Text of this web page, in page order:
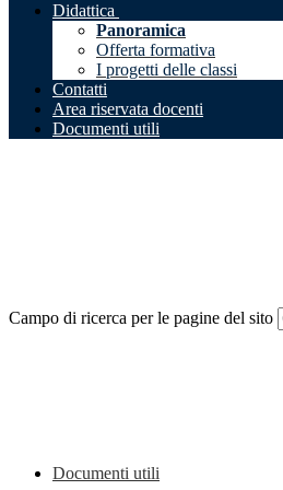
Didattica
Panoramica
Offerta formativa
I progetti delle classi
Contatti
Area riservata docenti
Documenti utili
Campo di ricerca per le pagine del sito
Documenti utili